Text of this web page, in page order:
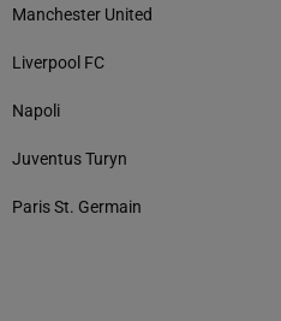
Manchester United
Liverpool FC
Napoli
Juventus Turyn
Paris St. Germain